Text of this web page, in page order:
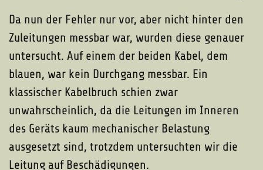
Da nun der Fehler nur vor, aber nicht hinter den
Zuleitungen messbar war, wurden diese genauer
untersucht. Auf einem der beiden Kabel, dem
blauen, war kein Durchgang messbar. Ein
klassischer Kabelbruch schien zwar
unwahrscheinlich, da die Leitungen im Inneren
des Geräts kaum mechanischer Belastung
ausgesetzt sind, trotzdem untersuchten wir die
Leitung auf Beschädigungen.